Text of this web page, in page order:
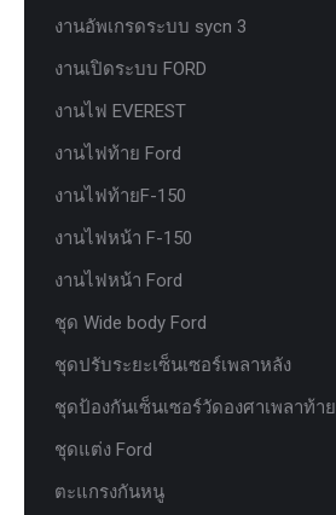
งานอัพเกรดระบบ sycn 3
งานเปิดระบบ FORD
งานไฟ EVEREST
งานไฟท้าย Ford
งานไฟท้ายF-150
งานไฟหน้า F-150
งานไฟหน้า Ford
ชุด Wide body Ford
ชุดปรับระยะเซ็นเซอร์เพลาหลัง
ชุดป้องกันเซ็นเซอร์วัดองศาเพลาท้าย
ชุดแต่ง Ford
ตะแกรงกันหนู